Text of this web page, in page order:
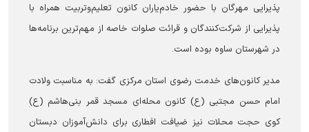
پذیرایی مهرگان با حضور خادم‌یاران کانون تعلیم‌وتربیت همراه با
پذیرایی از شرکت‌کنندگان و قرائت صلوات خاصه از مهم‌ترین برنامه‌ها
در شهرستان ساوه بوده است.
مدیر کانون‌های خدمت رضوی استان مرکزی گفت: به مناسبت ولادت
امام حسن مجتبی (ع) کانون محله‌ای مسجد قمر بنی‌هاشم (ع)
کوی حجت محلات نیز ضیافت افطاری برای دانش‌آموزان دبستان